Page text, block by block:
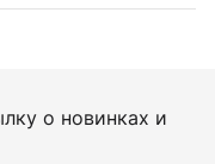
о новинках и